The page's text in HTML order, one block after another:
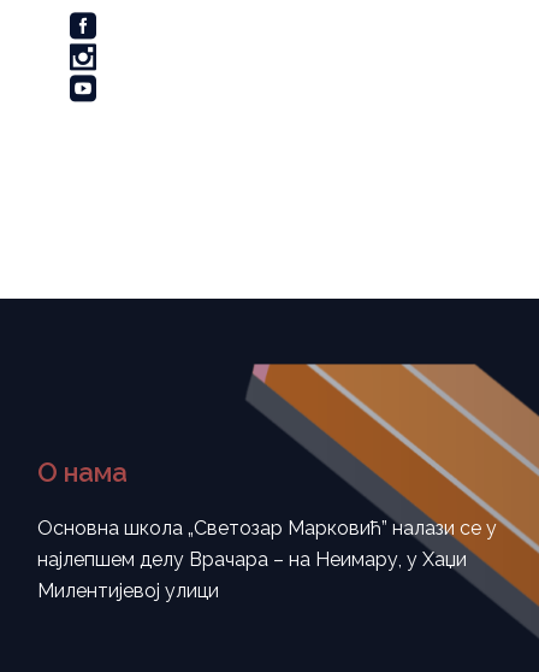
О нама
Основна школа „Светозар Марковић” налази се у
најлепшем делу Врачара – на Неимару, у Хаџи
Милентијевој улици